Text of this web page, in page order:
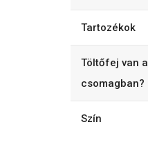
Tartozékok
Töltőfej van a
csomagban?
Szín